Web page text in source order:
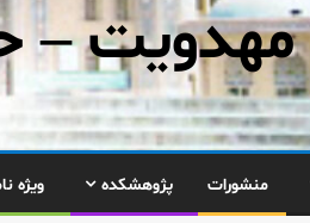
–
منشورات پژوهشکده ویژه